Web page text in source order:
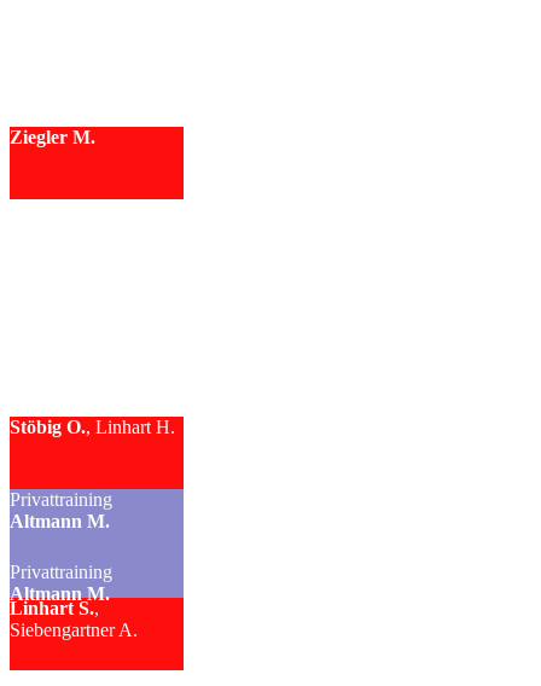
Ziegler M.
Stöbig O., Linhart H.
Privattraining
Altmann M.
Privattraining
Altmann M.
Linhart S.,
Siebengartner A.